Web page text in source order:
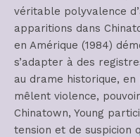
véritable polyvalence
apparitions dans
en Amérique (1984)
s’adapter à des
au drame historique,
mêlent violence,
Chinatown, Young
tension et de suspicion